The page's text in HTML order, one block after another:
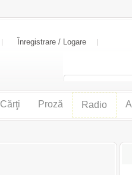
Înregistrare / Logare
Cărţi Proză Radio